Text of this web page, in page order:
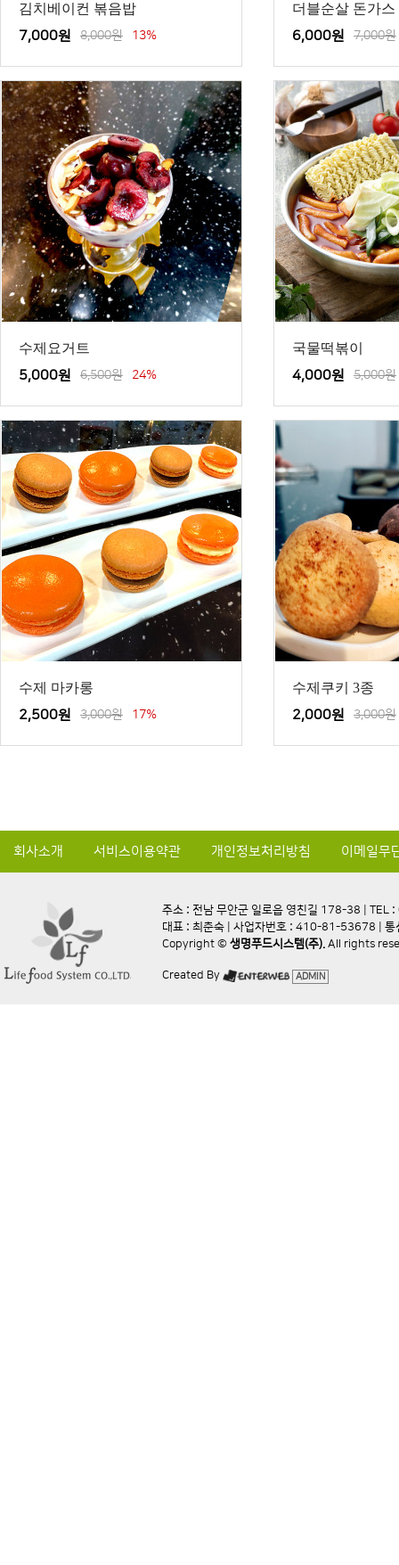
김치베이컨 볶음밥
13%
8,000원
7,000원
더블순살 돈가스
7,000원
6,000원
수제요거트
24%
6,500원
5,000원
국물떡볶이
5,000원
4,000원
수제 마카롱
17%
3,000원
2,500원
수제쿠키 3종
3,000원
2,000원
회사소개 서비스이용약관 개인정보처리방침 이메일무
주소 : 전남 무안군 일로읍 영친길 178-38 |
대표 : 최춘숙 | 사업자번호 : 410-81-53678 |
Copyright © 생명푸드시스템(주). All rights
Created By ADMIN